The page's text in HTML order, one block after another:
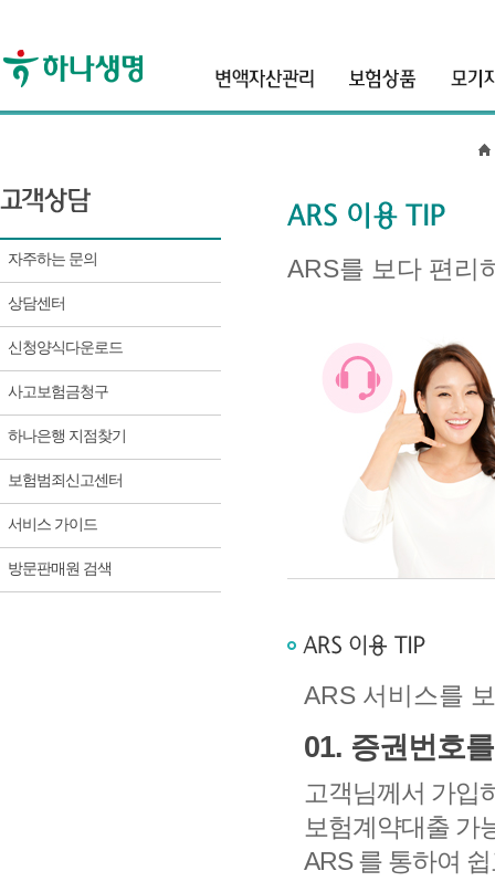
자주하는 문의
상담센터
신청양식다운로드
사고보험금청구
하나은행 지점찾기
보험범죄신고센터
서비스 가이드
방문판매원 검색
ARS를 보다 편리
ARS 서비스를
01. 증권번호
고객님께서 가입
보험계약대출 가
ARS 를 통하여